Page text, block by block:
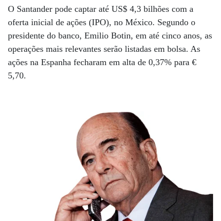
O Santander pode captar até US$ 4,3 bilhões com a
oferta inicial de ações (IPO), no México. Segundo o
presidente do banco, Emilio Botin, em até cinco anos, as
operações mais relevantes serão listadas em bolsa. As
ações na Espanha fecharam em alta de 0,37% para €
5,70.